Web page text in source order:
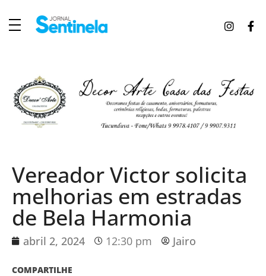
Vereador Victor solicita
melhorias em estradas
de Bela Harmonia
abril 2, 2024 12:30 pm Jairo
COMPARTILHE